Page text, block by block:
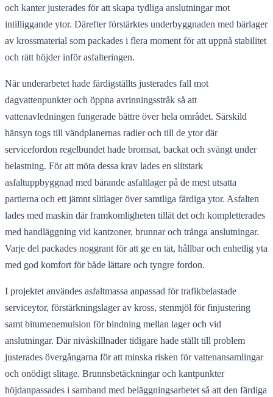
och kanter justerades för att skapa tydliga anslutningar mot
intilliggande ytor. Därefter förstärktes underbyggnaden med bärlager
av krossmaterial som packades i flera moment för att uppnå stabilitet
och rätt höjder inför asfalteringen.
När underarbetet hade färdigställts justerades fall mot
dagvattenpunkter och öppna avrinningsstråk så att
vattenavledningen fungerade bättre över hela området. Särskild
hänsyn togs till vändplanernas radier och till de ytor där
servicefordon regelbundet hade bromsat, backat och svängt under
belastning. För att möta dessa krav lades en slitstark
asfaltuppbyggnad med bärande asfaltlager på de mest utsatta
partierna och ett jämnt slitlager över samtliga färdiga ytor. Asfalten
lades med maskin där framkomligheten tillät det och kompletterades
med handläggning vid kantzoner, brunnar och trånga anslutningar.
Varje del packades noggrant för att ge en tät, hållbar och enhetlig yta
med god komfort för både lättare och tyngre fordon.
I projektet användes asfaltmassa anpassad för trafikbelastade
serviceytor, förstärkningslager av kross, stenmjöl för finjustering
samt bitumenemulsion för bindning mellan lager och vid
anslutningar. Där nivåskillnader tidigare hade ställt till problem
justerades övergångarna för att minska risken för vattenansamlingar
och onödigt slitage. Brunnsbetäckningar och kantpunkter
höjdanpassades i samband med beläggningsarbetet så att den färdiga